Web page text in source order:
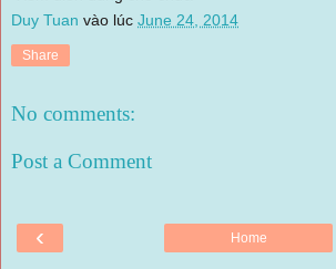
Duy Tuan vào lúc June 24, 2014
Share
No comments:
Post a Comment
‹ Home